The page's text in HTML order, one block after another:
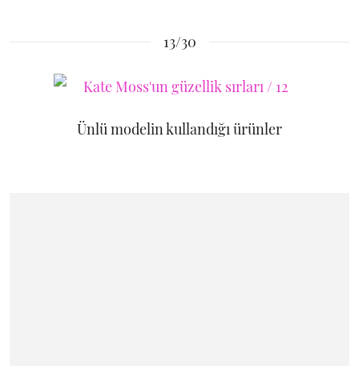
13/30
Ünlü modelin kullandığı ürünler